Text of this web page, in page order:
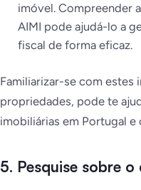
imóvel. Compreender
AIMI pode ajudá-lo a
fiscal de forma eficaz.
Familiarizar-se com estes
propriedades, pode te
imobiliárias em Portugal e
5. Pesquise sobre